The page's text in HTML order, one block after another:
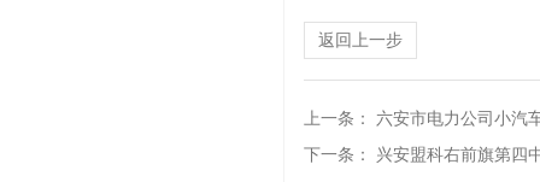
返回上一步
上一条： 六安市电力公司小汽
下一条： 兴安盟科右前旗第四